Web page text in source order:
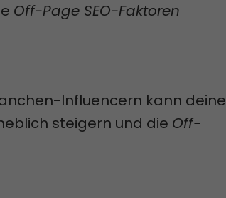
Off-Page SEO-Faktoren
Influencern kann deine
steigern und die Off-